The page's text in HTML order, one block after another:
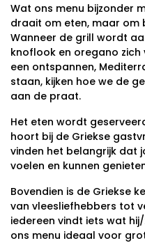
Wat ons menu bijzonder
draait om eten, maar om
Wanneer de grill wordt
knoflook en oregano
een ontspannen,
staan, kijken hoe we de
aan de praat.
Het eten wordt
hoort bij de Griekse
vinden het belangrijk dat
voelen en kunnen
Bovendien is de Griekse
van vleesliefhebbers tot
iedereen vindt iets wat
ons menu ideaal voor